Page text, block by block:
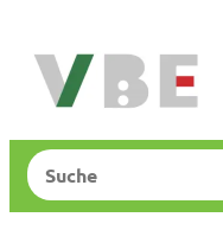
springen
Suchen